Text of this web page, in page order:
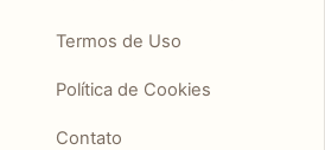
Termos de Uso
Política de Cookies
Contato